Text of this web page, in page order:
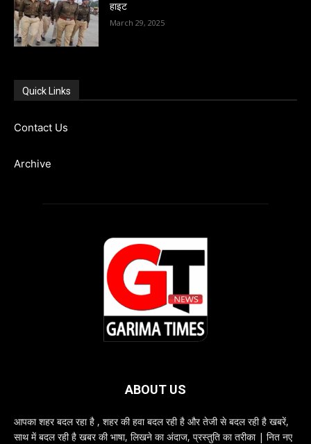
हाइट
March 29, 2025
Quick Links
Contact Us
Archive
ABOUT US
आपका शहर बदल रहा है , शहर की हवा बदल रही है और तेजी से बदल रही है खबरें,
साथ में बदल रही है खबर की भाषा, लिखने का अंदाज, प्रस्तुति का तरीका | नित नए